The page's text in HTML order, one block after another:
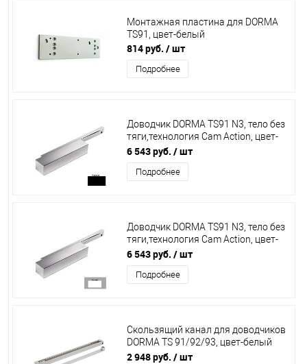
Монтажная пластина для DORMA
TS91, цвет-белый
814 руб. / шт
Подробнее
Доводчик DORMA TS91 N3, тело без
тяги,технология Cam Action, цвет-
черный
6 543 руб. / шт
Подробнее
Доводчик DORMA TS91 N3, тело без
тяги,технология Cam Action, цвет-
белый
6 543 руб. / шт
Подробнее
Скользящий канал для доводчиков
DORMA TS 91/92/93, цвет-белый
(RAL 9016)
2 948 руб. / шт